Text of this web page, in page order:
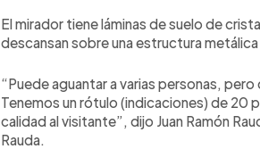
El mirador tiene láminas de suelo de
descansan sobre una estructura
“Puede aguantar a varias personas,
Tenemos un rótulo (indicaciones) de 20
calidad al visitante”, dijo Juan Ramón
Rauda.